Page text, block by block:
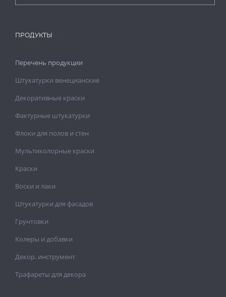
ПРОДУКТЫ
Перечень продукции
Штукатурки венецианские
Декоративные краски
Фактурные штукатурки
Флоки для полов и стен
Мультиколорные краски
Краски
Воски и лаки
Штукатурки для фасадов
Грунтовки
Колеры и добавки
Декор. инструмент
Трафареты для декора